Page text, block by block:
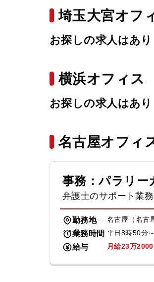
埼玉大宮オフ
お探しの求人はあり
横浜オフィス
お探しの求人はあり
名古屋オフィ
事務：パラリー
弁護士のサポート業
勤務地 名古屋（名古
業務時間 平日8時50分
給与 月給23万